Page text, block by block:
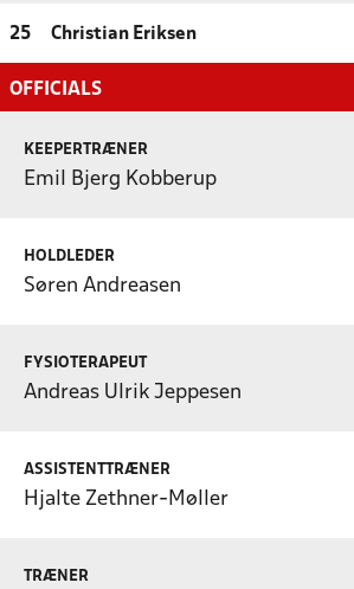
25 Christian Eriksen
OFFICIALS
KEEPERTRÆNER
Emil Bjerg Kobberup
HOLDLEDER
Søren Andreasen
FYSIOTERAPEUT
Andreas Ulrik Jeppesen
ASSISTENTTRÆNER
Hjalte Zethner-Møller
TRÆNER